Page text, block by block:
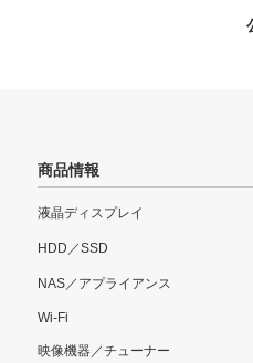
商品情報
液晶ディスプレイ
HDD／SSD
NAS／アプライアンス
Wi-Fi
映像機器／チューナー